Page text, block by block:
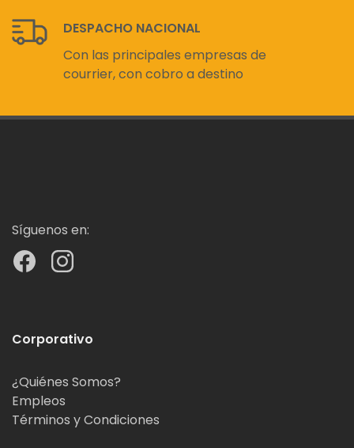
DESPACHO NACIONAL
Con las principales empresas de
courrier, con cobro a destino
Síguenos en:
Corporativo
¿Quiénes Somos?
Empleos
Términos y Condiciones